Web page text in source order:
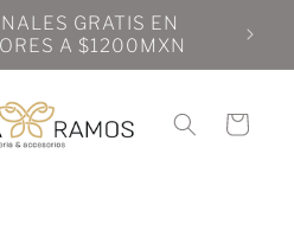
GRATIS EN
A $1200MXN
Carrito